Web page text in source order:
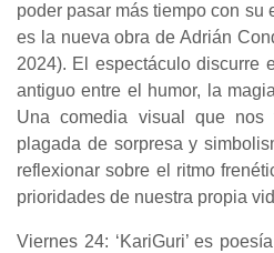
poder pasar más tiempo con su
es la nueva obra de Adrián
2024). El espectáculo discurre
antiguo entre el humor, la
Una comedia visual que nos
plagada de sorpresa y
reflexionar sobre el ritmo
prioridades de nuestra propia
Viernes 24: ‘KariGuri’ es